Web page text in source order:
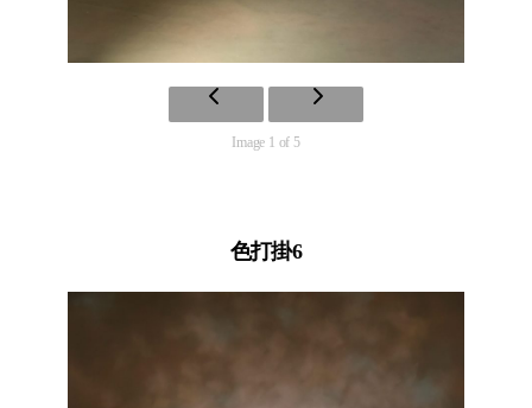
Image 1 of 5
色打掛6